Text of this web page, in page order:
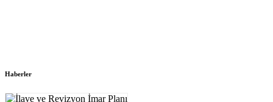
Haberler